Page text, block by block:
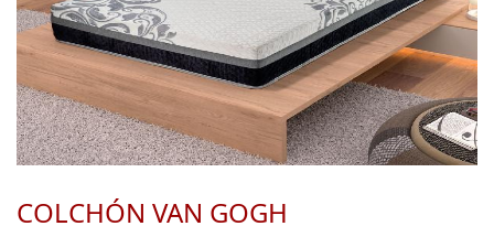
COLCHÓN VAN GOGH